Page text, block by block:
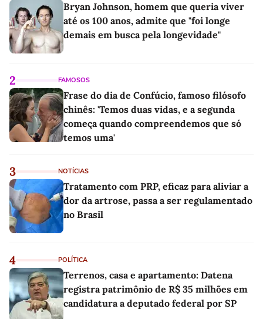
Bryan Johnson, homem que queria viver
até os 100 anos, admite que "foi longe
demais em busca pela longevidade"
2 FAMOSOS
Frase do dia de Confúcio, famoso filósofo
chinês: 'Temos duas vidas, e a segunda
começa quando compreendemos que só
temos uma'
3 NOTÍCIAS
Tratamento com PRP, eficaz para aliviar a
dor da artrose, passa a ser regulamentado
no Brasil
4 POLÍTICA
Terrenos, casa e apartamento: Datena
registra patrimônio de R$ 35 milhões em
candidatura a deputado federal por SP